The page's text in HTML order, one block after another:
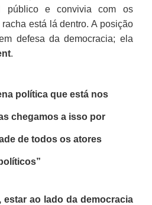
público e convivia com os
está lá dentro. A posição
defesa da democracia; ela
.
política que está nos
chegamos a isso por
de todos os atores
”
estar ao lado da democracia